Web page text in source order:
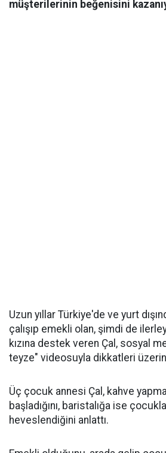
müşterilerinin beğenisini
Uzun yıllar Türkiye'de ve yurt
çalışıp emekli olan, şimdi de
kızına destek veren Çal, sosyal
teyze" videosuyla dikkatleri
Üç çocuk annesi Çal, kahve
başladığını, baristalığa ise
heveslendiğini anlattı.